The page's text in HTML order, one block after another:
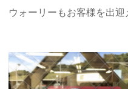
ウォーリーもお客様を出迎